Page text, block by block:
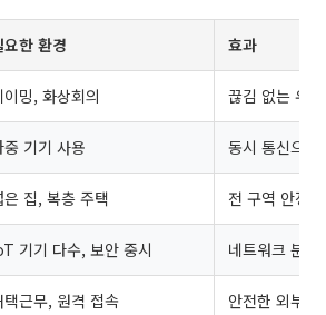
요한 환경 효과
이밍, 화상회의 끊김 없는 우
중 기기 사용 동시 통신으로
은 집, 복층 주택 전 구역 안정
기기 다수, 보안 중시 네트워크 분리
택근무, 원격 접속 안전한 외부